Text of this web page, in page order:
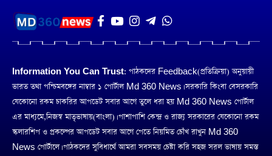
Information You Can Trust: পাঠকদের Feedback(প্রতিক্রিয়া) অনুয়ায়ী
ভারত তথা পশ্চিমবঙ্গের নাম্বার ১ পোর্টাল Md 360 News। সরকারি কিংবা বেসরকারি
যেকোনো রকম চাকরির আপডেট সবার আগে তুলে ধরা হয় Md 360 News পোর্টাল
এর মাধ্যমে,নিজস্ব মাতৃভাষায়(বাংলা)। পাশাপাশি কেন্দ্র ও রাজ্য সরকারের যেকোনো রকম
স্কলারশিপ ও প্রকল্পের আপডেট সবার আগে পেতে নিয়মিত চোঁখ রাখুন Md 360
News পোর্টালে। পাঠকদের সুবিধার্থে আমরা সবসময় চেষ্টা করি সহজ সরল ভাষায় সমস্ত